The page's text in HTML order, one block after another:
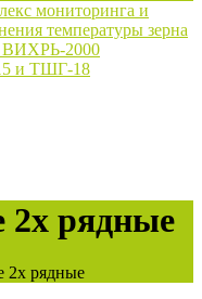
мониторинга и
температуры зерна
ВИХРЬ-2000
и ТШГ-18
2х рядные
2х рядные